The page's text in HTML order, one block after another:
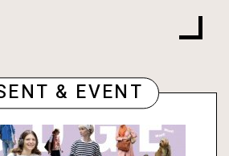
& EVENT